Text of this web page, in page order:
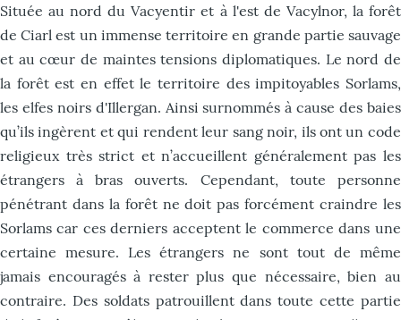
Située au nord du Vacyentir et à l'est de Vacylnor, la forêt
de Ciarl est un immense territoire en grande partie sauvage
et au cœur de maintes tensions diplomatiques. Le nord de
la forêt est en effet le territoire des impitoyables Sorlams,
les elfes noirs d'Illergan. Ainsi surnommés à cause des baies
qu’ils ingèrent et qui rendent leur sang noir, ils ont un code
religieux très strict et n’accueillent généralement pas les
étrangers à bras ouverts. Cependant, toute personne
pénétrant dans la forêt ne doit pas forcément craindre les
Sorlams car ces derniers acceptent le commerce dans une
certaine mesure. Les étrangers ne sont tout de même
jamais encouragés à rester plus que nécessaire, bien au
contraire. Des soldats patrouillent dans toute cette partie